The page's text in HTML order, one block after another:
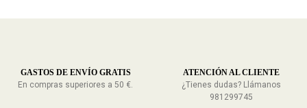
GASTOS DE ENVÍO GRATIS
En compras superiores a 50 €.
ATENCIÓN AL CLIENTE
¿Tienes dudas? Llámanos
981299745